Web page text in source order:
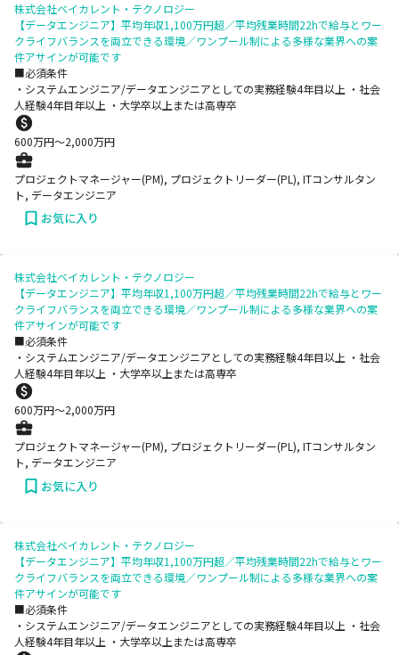
株式会社ベイカレント・テクノロジー
【データエンジニア】平均年収1,100万円超／平均残業時間22hで給与とワー
クライフバランスを両立できる環境／ワンプール制による多様な業界への案
件アサインが可能です
■必須条件
・システムエンジニア/データエンジニアとしての実務経験4年目以上 ・社会
人経験4年目年以上 ・大学卒以上または高専卒
600万円〜2,000万円
プロジェクトマネージャー(PM), プロジェクトリーダー(PL), ITコンサルタン
ト, データエンジニア
お気に入り
株式会社ベイカレント・テクノロジー
【データエンジニア】平均年収1,100万円超／平均残業時間22hで給与とワー
クライフバランスを両立できる環境／ワンプール制による多様な業界への案
件アサインが可能です
■必須条件
・システムエンジニア/データエンジニアとしての実務経験4年目以上 ・社会
人経験4年目年以上 ・大学卒以上または高専卒
600万円〜2,000万円
プロジェクトマネージャー(PM), プロジェクトリーダー(PL), ITコンサルタン
ト, データエンジニア
お気に入り
株式会社ベイカレント・テクノロジー
【データエンジニア】平均年収1,100万円超／平均残業時間22hで給与とワー
クライフバランスを両立できる環境／ワンプール制による多様な業界への案
件アサインが可能です
■必須条件
・システムエンジニア/データエンジニアとしての実務経験4年目以上 ・社会
人経験4年目年以上 ・大学卒以上または高専卒